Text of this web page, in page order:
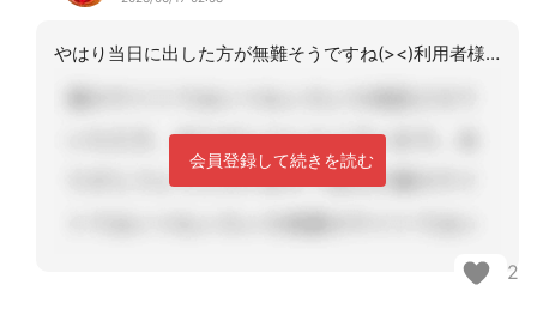
やはり当日に出した方が無難そうですね(><)利用者様が届出を出すケースもあること
会員登録して続きを読む
2